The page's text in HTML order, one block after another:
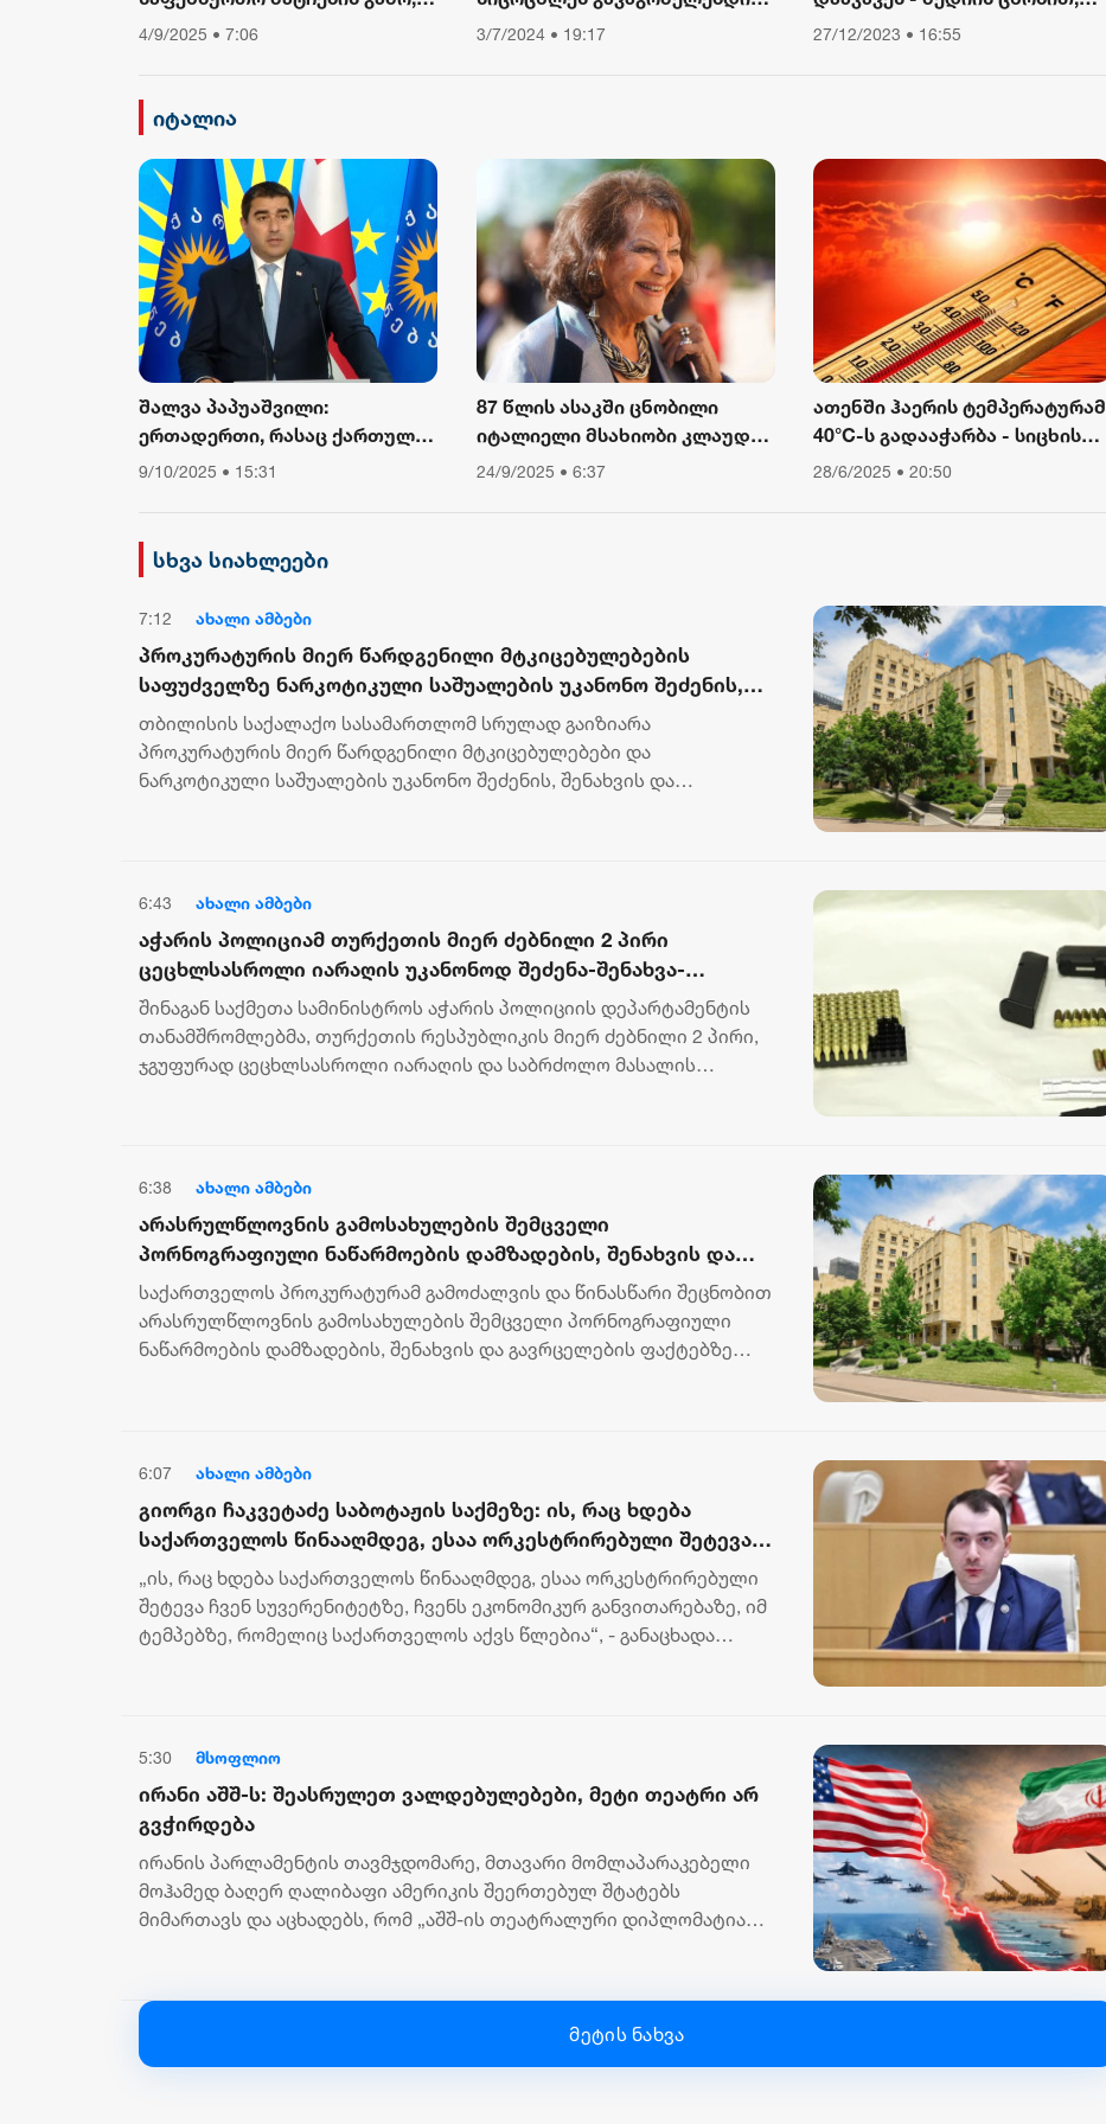
საავტომობილო მოძრაობა
4/9/2025 • 7:06
თუ არა, ვიწექი 6 თვე,
3/7/2024 • 19:17
ისინი სახლებს ძარცვავდნენ
27/12/2023 • 16:55
იტალია
შალვა პაპუაშვილი:
ერთადერთი, რასაც ქართული
საზოგადოება ევროკომისიის
დამხობის მიზნით
დაორგანიზებული შეკრების
მხარდაჭერის გამო
9/10/2025 • 15:31
87 წლის ასაკში ცნობილი
იტალიელი მსახიობი კლაუდია
კარდინალე გარდაიცვალა
24/9/2025 • 6:37
ათენში ჰაერის ტემპერატურამ
40°C-ს გადააჭარბა - სიცხის
გამო ღია ცის ქვეშ მუშაობა
28/6/2025 • 20:50
სხვა სიახლეები
7:12 ახალი ამბები
პროკურატურის მიერ წარდგენილი მტკიცებულებების
საფუძველზე ნარკოტიკული საშუალების უკანონო შეძენის,
შენახვის და რეალიზაციის ფაქტზე ბრალდებულს
სასამართლომ 16 წლით თავისუფლების აღკვეთა მიუსაჯა
თბილისის საქალაქო სასამართლომ სრულად გაიზიარა
პროკურატურის მიერ წარდგენილი მტკიცებულებები და
ნარკოტიკული საშუალების უკანონო შეძენის, შენახვის და
6:43 ახალი ამბები
აჭარის პოლიციამ თურქეთის მიერ ძებნილი 2 პირი
ცეცხლსასროლი იარაღის უკანონოდ შეძენა-შენახვა-
ტარებისა და საზღვრის უკანონო კვეთის ბრალდებით
დააკავა
შინაგან საქმეთა სამინისტროს აჭარის პოლიციის დეპარტამენტის
თანამშრომლებმა, თურქეთის რესპუბლიკის მიერ ძებნილი 2 პირი,
ჯგუფურად ცეცხლსასროლი იარაღის და საბრძოლო მასალის
6:38 ახალი ამბები
არასრულწლოვნის გამოსახულების შემცველი
პორნოგრაფიული ნაწარმოების დამზადების, შენახვის და
გავრცელების ფაქტებზე ერთ პირს ბრალდება წარუდგინეს
საქართველოს პროკურატურამ გამოძალვის და წინასწარი შეცნობით
არასრულწლოვნის გამოსახულების შემცველი პორნოგრაფიული
ნაწარმოების დამზადების, შენახვის და გავრცელების ფაქტებზე
6:07 ახალი ამბები
გიორგი ჩაკვეტაძე საბოტაჟის საქმეზე: ის, რაც ხდება
საქართველოს წინააღმდეგ, ესაა ორკესტრირებული შეტევა
ჩვენს სუვერენიტეტზე, ჩვენს ეკონომიკურ განვითარებაზე, იმ
ტემპებზე, რომელიც საქართველოს აქვს წლებია
„ის, რაც ხდება საქართველოს წინააღმდეგ, ესაა ორკესტრირებული
შეტევა ჩვენ სუვერენიტეტზე, ჩვენს ეკონომიკურ განვითარებაზე, იმ
ტემპებზე, რომელიც საქართველოს აქვს წლებია“, - განაცხადა
5:30 მსოფლიო
ირანი აშშ-ს: შეასრულეთ ვალდებულებები, მეტი თეატრი არ
გვჭირდება
ირანის პარლამენტის თავმჯდომარე, მთავარი მომლაპარაკებელი
მოჰამედ ბაღერ ღალიბაფი ამერიკის შეერთებულ შტატებს
მიმართავს და აცხადებს, რომ „აშშ-ის თეატრალური დიპლომატია
მეტის ნახვა
2 აგვისტო 16:12